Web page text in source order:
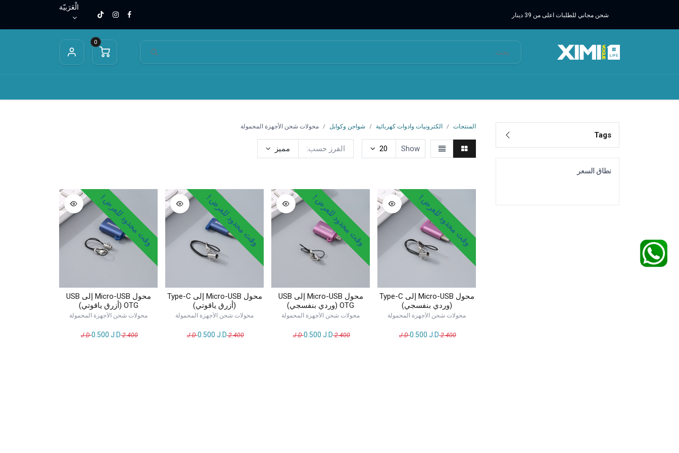
شحن مجاني للطلبات اعلى من 39 دينار
الْعَرَبيّة
0
Tags
نطاق السعر
المنتجات الكترونيات وادوات كهربائية شواحن وكوابل محولات شحن الأجهزة المحمولة
الفرز حسب: مميز Show
20
وقت محدود للعرض !
محول Micro-USB إلى Type-C
(وردي بنفسجي)
محولات شحن الأجهزة المحمولة
2.400
J.D
0.500 J.D
وقت محدود للعرض !
محول Micro-USB إلى USB
OTG (وردي بنفسجي)
محولات شحن الأجهزة المحمولة
2.400
J.D
0.500 J.D
وقت محدود للعرض !
محول Micro-USB إلى Type-C
(أزرق ياقوتي)
محولات شحن الأجهزة المحمولة
2.400
J.D
0.500 J.D
وقت محدود للعرض !
محول Micro-USB إلى USB
OTG (أزرق ياقوتي)
محولات شحن الأجهزة المحمولة
2.400
J.D
0.500 J.D